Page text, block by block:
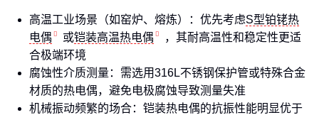
高温工业场景（如窑炉、熔炼）：优先考虑S型铂铑热
电偶
或铠装高温热电偶
，其耐高温性和稳定性更适
合极端环境
腐蚀性介质测量：需选用316L不锈钢保护管或特殊合金
材质的热电偶，避免电极腐蚀导致测量失准
机械振动频繁的场合：铠装热电偶的抗振性能明显优于